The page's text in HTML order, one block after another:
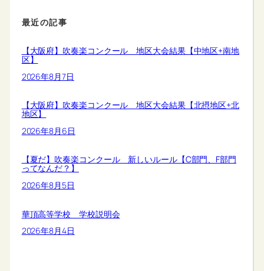
最近の記事
【大阪府】吹奏楽コンクール 地区大会結果【中地区+南地
区】
2026年8月7日
【大阪府】吹奏楽コンクール 地区大会結果【北摂地区+北
地区】
2026年8月6日
【夏だ】吹奏楽コンクール 新しいルール【C部門、F部門
ってなんだ？】
2026年8月5日
華頂高等学校 学校説明会
2026年8月4日